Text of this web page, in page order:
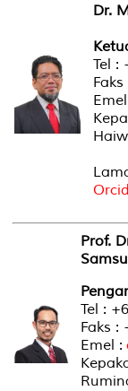
Dr.
Tel :
Orcid
Prof.
Tel :
Faks :
Emel :